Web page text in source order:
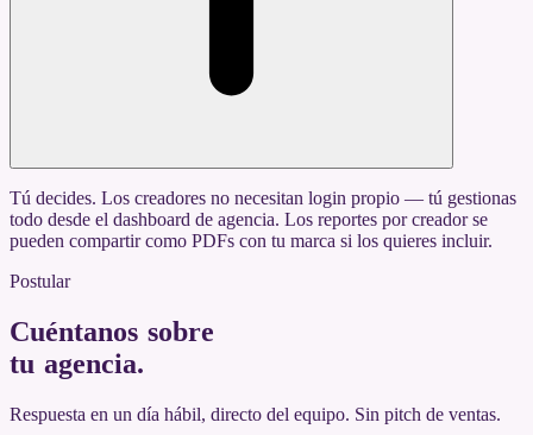
Tú decides. Los creadores no necesitan login propio — tú gestionas
todo desde el dashboard de agencia. Los reportes por creador se
pueden compartir como PDFs con tu marca si los quieres incluir.
Postular
Cuéntanos sobre
tu agencia.
Respuesta en un día hábil, directo del equipo. Sin pitch de ventas.